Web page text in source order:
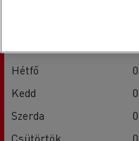
Hétfő
Kedd
Szerda
Csütörtök